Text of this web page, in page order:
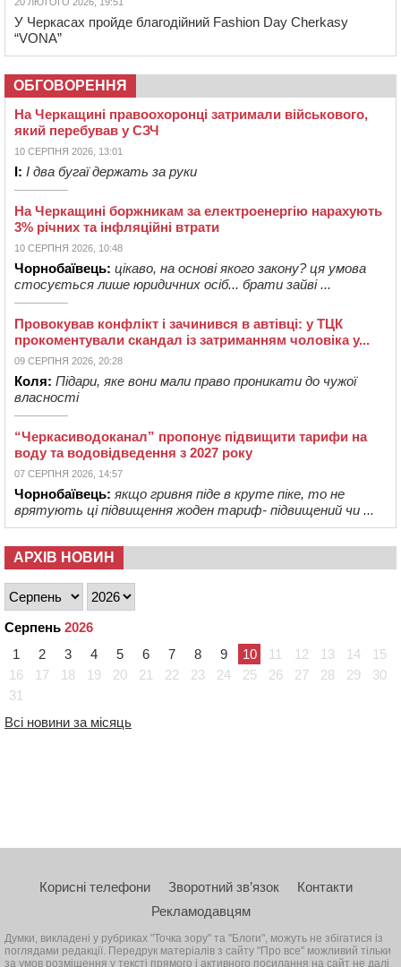
У Черкасах пройде благодійний Fashion Day Cherkasy
“VONA”
ОБГОВОРЕННЯ
На Черкащині правоохоронці затримали військового,
який перебував у СЗЧ
10 СЕРПНЯ 2026, 13:01
І: І два бугаї держать за руки
На Черкащині боржникам за електроенергію нарахують
3% річних та інфляційні втрати
10 СЕРПНЯ 2026, 10:48
Чорнобаївець: цікаво, на основі якого закону? ця умова
стосується лише юридичних осіб... брати зайві ...
Провокував конфлікт і зачинився в автівці: у ТЦК
прокоментували скандал із затриманням чоловіка у...
09 СЕРПНЯ 2026, 20:28
Коля: Підари, яке вони мали право проникати до чужої
власності
“Черкасиводоканал” пропонує підвищити тарифи на
воду та водовідведення з 2027 року
07 СЕРПНЯ 2026, 14:57
Чорнобаївець: якщо гривня піде в круте піке, то не
врятують ці підвищення жоден тариф- підвищений чи ...
АРХІВ НОВИН
Серпень 2026
1
2 3 4 5 6 7 8 9 10 11 12 13 14
15
16
17 18 19 20 21 22 23 24 25 26 27 28 29
30
31
Всі новини за місяць
Корисні телефони Зворотний зв’язок
Контакти
Рекламодавцям
Думки, викладені у рубриках "Точка зору" та "Блоги", можуть не збігатися із
поглядами редакції. Передрук матеріалів з сайту "Про все" можливий тільки
за умов розміщення у тексті прямого і активного посилання на сайт не далі